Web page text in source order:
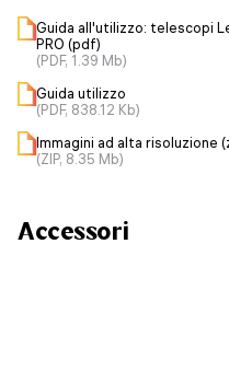
Guida all'utilizzo: telescopi
PRO (pdf)
(PDF, 1.39 Mb)
Guida utilizzo
(PDF, 838.12 Kb)
Immagini ad alta risoluzione
(ZIP, 8.35 Mb)
Accessori